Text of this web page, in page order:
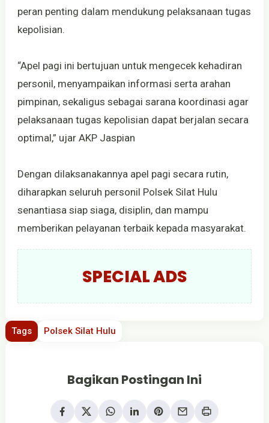
peran penting dalam mendukung pelaksanaan tugas
kepolisian.
“Apel pagi ini bertujuan untuk mengecek kehadiran
personil, menyampaikan informasi serta arahan
pimpinan, sekaligus sebagai sarana koordinasi agar
pelaksanaan tugas kepolisian dapat berjalan secara
optimal,” ujar AKP Jaspian
Dengan dilaksanakannya apel pagi secara rutin,
diharapkan seluruh personil Polsek Silat Hulu
senantiasa siap siaga, disiplin, dan mampu
memberikan pelayanan terbaik kepada masyarakat.
SPECIAL ADS
Tags Polsek Silat Hulu
Bagikan Postingan Ini